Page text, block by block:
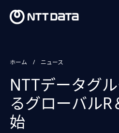
ホーム ニュース
NTTデータグ
るグローバル
始